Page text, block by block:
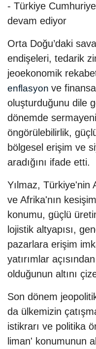
- Türkiye
devam ediyor
Orta Doğu’daki
endişeleri, tedarik
jeoekonomik
enflasyon ve
oluşturduğunu dile
dönemde
öngörülebilirlik,
bölgesel erişim ve
aradığını ifade etti.
Yılmaz, Türkiye'nin
ve Afrika'nın
konumu, güçlü
lojistik altyapısı,
pazarlara erişim
yatırımlar
olduğunun altını
Son dönem
da ülkemizin
istikrarı ve politika
liman' konumunun